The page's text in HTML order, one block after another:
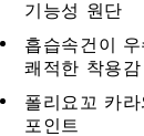
기능성 원단
흡습속건이
쾌적한 착용감
폴리요꼬 카
포인트